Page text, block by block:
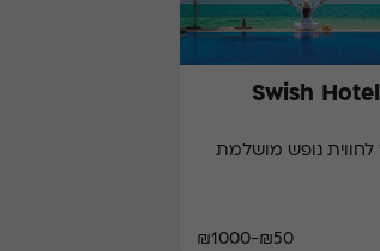
Swish
לחווית נופש מושלמת
₪50-₪1000